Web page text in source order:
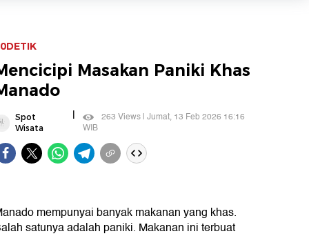
Masakan Paniki Khas
Spot
Wisata
|
263 Views | Jumat, 13 Feb 2026 16:16
WIB
mempunyai banyak makanan yang khas.
satunya adalah paniki. Makanan ini terbuat